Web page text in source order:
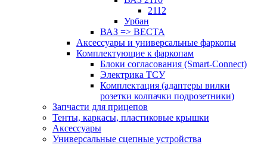
2112
Урбан
ВАЗ => ВЕСТА
Аксессуары и универсальные фаркопы
Комплектующие к фаркопам
Блоки согласования (Smart-Connect)
Электрика ТСУ
Комплектация (адаптеры вилки
розетки колпачки подрозетники)
Запчасти для прицепов
Тенты, каркасы, пластиковые крышки
Аксессуары
Универсальные сцепные устройства